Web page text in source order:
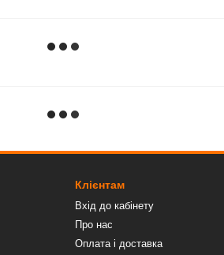
Клієнтам
Вхід до кабінету
Про нас
Оплата і доставка